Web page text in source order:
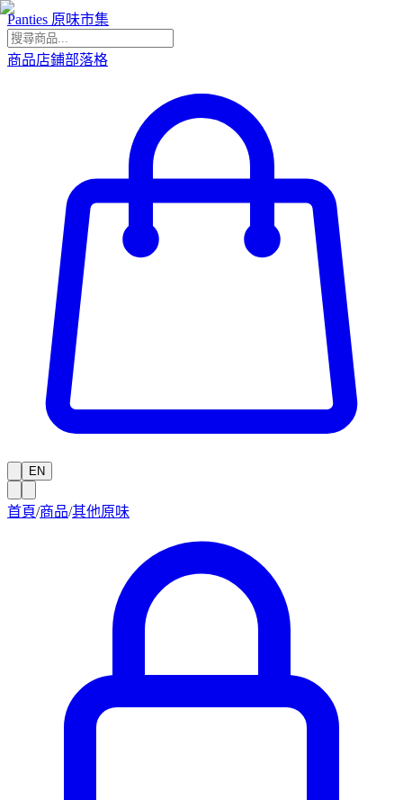
Panties 原味市集
商品店鋪部落格
EN
首頁/商品/其他原味